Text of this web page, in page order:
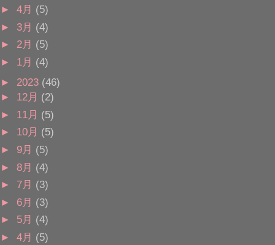
► 4月 (5)
► 3月 (4)
► 2月 (5)
► 1月 (4)
► 2023 (46)
► 12月 (2)
► 11月 (5)
► 10月 (5)
► 9月 (5)
► 8月 (4)
► 7月 (3)
► 6月 (3)
► 5月 (4)
► 4月 (5)